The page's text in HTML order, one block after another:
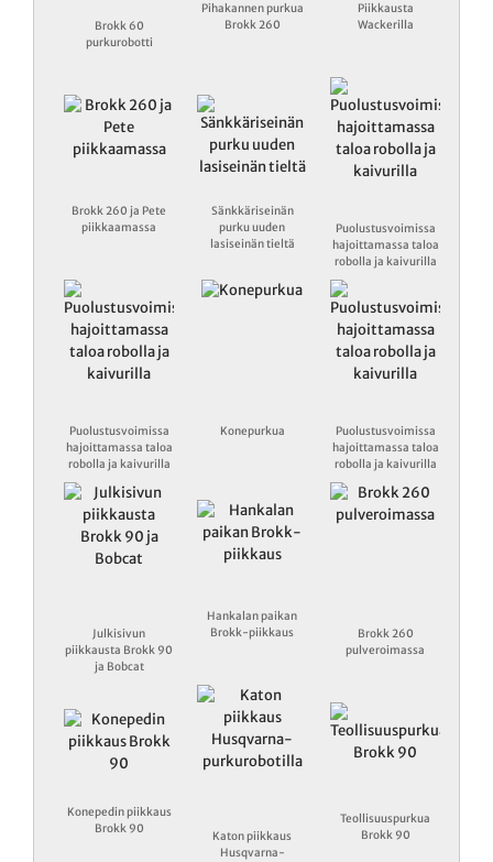
Brokk 60
purkurobotti
Pihakannen purkua
Brokk 260
Piikkausta
Wackerilla
Brokk 260 ja Pete
piikkaamassa
Sänkkäriseinän
purku uuden
lasiseinän tieltä
Puolustusvoimissa
hajoittamassa taloa
robolla ja kaivurilla
Puolustusvoimissa
hajoittamassa taloa
robolla ja kaivurilla
Konepurkua
Puolustusvoimissa
hajoittamassa taloa
robolla ja kaivurilla
Julkisivun
piikkausta Brokk 90
ja Bobcat
Hankalan paikan
Brokk-piikkaus
Brokk 260
pulveroimassa
Konepedin piikkaus
Brokk 90
Katon piikkaus
Husqvarna-
Teollisuuspurkua
Brokk 90